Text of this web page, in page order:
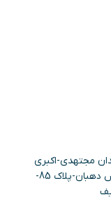
مجتهدی-اکبری
شمالی- خیابان بایندری ها- نبش دهبان-پلاک 85-